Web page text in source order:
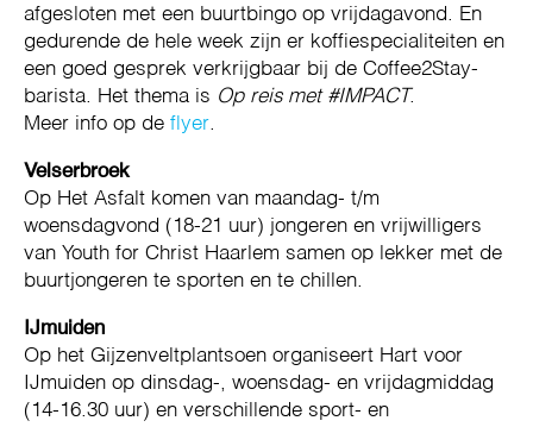
afgesloten met een buurtbingo op vrijdagavond. En
gedurende de hele week zijn er koffiespecialiteiten en
een goed gesprek verkrijgbaar bij de Coffee2Stay-
barista. Het thema is Op reis met #IMPACT.
Meer info op de flyer.
Velserbroek
Op Het Asfalt komen van maandag- t/m
woensdagvond (18-21 uur) jongeren en vrijwilligers
van Youth for Christ Haarlem samen op lekker met de
buurtjongeren te sporten en te chillen.
IJmuiden
Op het Gijzenveltplantsoen organiseert Hart voor
IJmuiden op dinsdag-, woensdag- en vrijdagmiddag
(14-16.30 uur) en verschillende sport- en